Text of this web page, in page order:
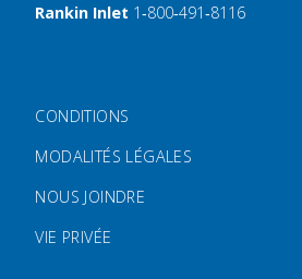
Rankin Inlet 1‑800‑491‑8116
FOOTER MENU
CONDITIONS
MODALITÉS LÉGALES
NOUS JOINDRE
VIE PRIVÉE